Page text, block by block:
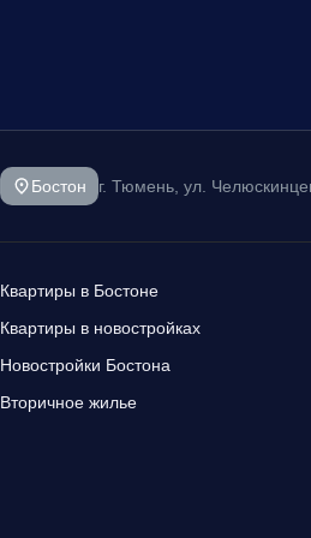
Бостон г. Тюмень, ул.
Квартиры в Бостоне
Квартиры в новостройках
Новостройки Бостона
Вторичное жилье